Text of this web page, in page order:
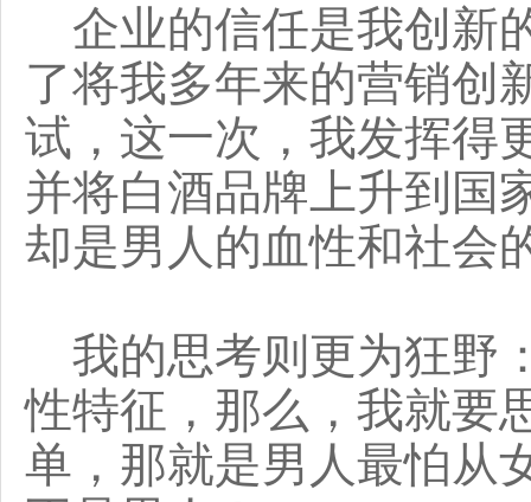
企业的信任是我创新
了将我多年来的营销创
试，这一次，我发挥得
并将白酒品牌上升到国
却是男人的血性和社会
我的思考则更为狂野
性特征，那么，我就要
单，那就是男人最怕从